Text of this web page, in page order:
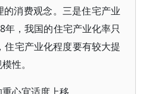
消费观念。三是住宅产业
，我国的住宅产业化率只
住宅产业化程度要有较大提
性。